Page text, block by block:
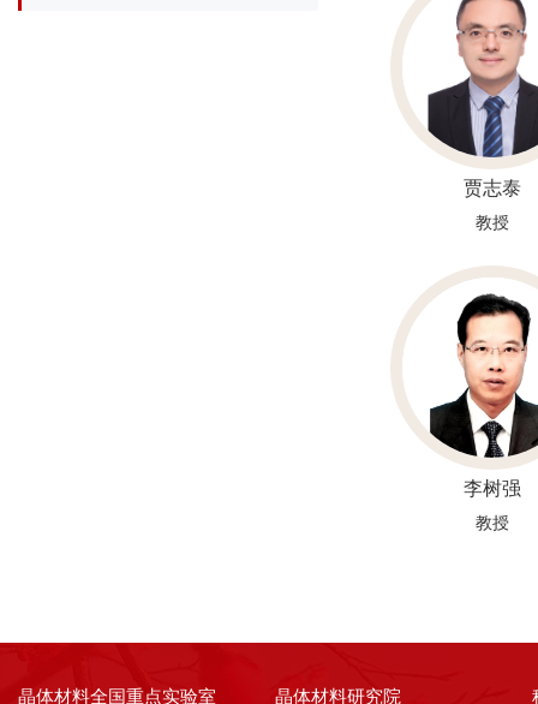
贾志泰
教授
李树强
教授
晶体材料全国重点实验室 晶体材料研究院